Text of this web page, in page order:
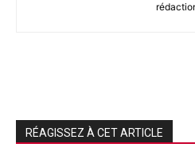
RÉAGISSEZ À CET ARTICLE